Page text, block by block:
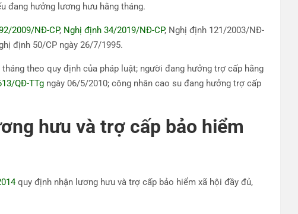
đang hưởng lương hưu hằng tháng.
2009/NĐ-CP, Nghị định 34/2019/NĐ-CP, Nghị định 121/2003/NĐ-
định 50/CP ngày 26/7/1995.
theo quy định của pháp luật; người đang hưởng trợ cấp hằng
QĐ-TTg ngày 06/5/2010; công nhân cao su đang hưởng trợ cấp
hưu và trợ cấp bảo hiểm
quy định nhận lương hưu và trợ cấp bảo hiểm xã hội đầy đủ,